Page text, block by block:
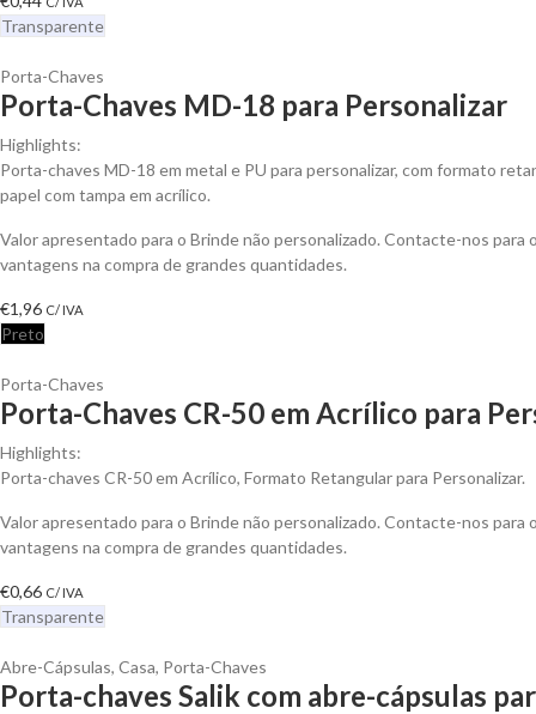
Transparente
Porta-Chaves
Porta-Chaves MD-18 para Personalizar
Highlights:
Porta-chaves MD-18 em metal e PU para personalizar, com formato
papel com tampa em acrílico.
Valor apresentado para o Brinde não personalizado. Contacte-nos para
vantagens na compra de grandes quantidades.
€1,96 C/ IVA
Preto
Porta-Chaves
Porta-Chaves CR-50 em Acrílico para
Highlights:
Porta-chaves CR-50 em Acrílico, Formato Retangular para Personalizar.
Valor apresentado para o Brinde não personalizado. Contacte-nos para
vantagens na compra de grandes quantidades.
€0,66 C/ IVA
Transparente
Abre-Cápsulas, Casa, Porta-Chaves
Porta-chaves Salik com abre-cápsulas